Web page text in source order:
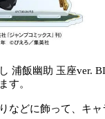
浦飯幽助 玉座ver.
す。
などに飾って、キ